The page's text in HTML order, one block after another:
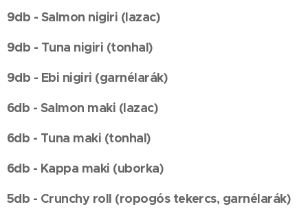
9db - Salmon nigiri (lazac)
9db - Tuna nigiri (tonhal)
9db - Ebi nigiri (garnélarák)
6db - Salmon maki (lazac)
6db - Tuna maki (tonhal)
6db - Kappa maki (uborka)
5db - Crunchy roll (ropogós tekercs, garnélarák)